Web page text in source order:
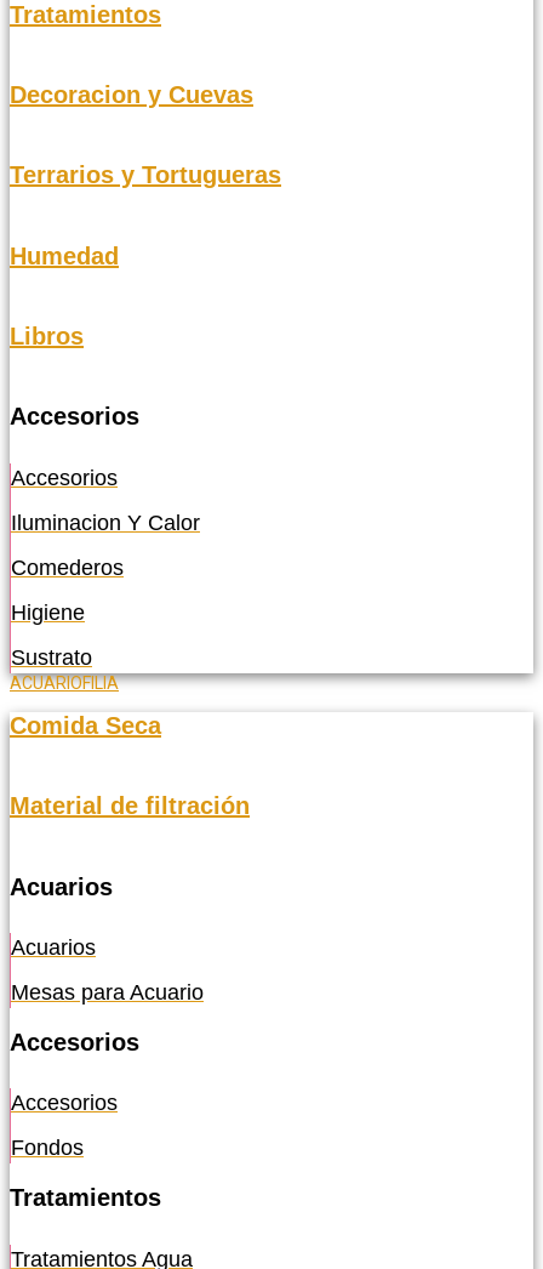
Tratamientos
Decoracion y Cuevas
Terrarios y Tortugueras
Humedad
Libros
Accesorios
Accesorios
Iluminacion Y Calor
Comederos
Higiene
Sustrato
ACUARIOFILIA
Comida Seca
Material de filtración
Acuarios
Acuarios
Mesas para Acuario
Accesorios
Accesorios
Fondos
Tratamientos
Tratamientos Agua